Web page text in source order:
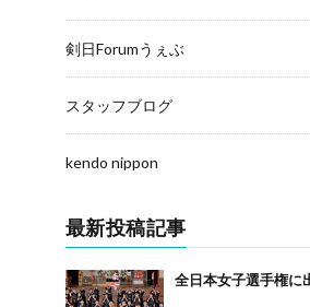
剣日Forumうぇぶ
スタッフブログ
kendo nippon
最新投稿記事
全日本女子選手権に